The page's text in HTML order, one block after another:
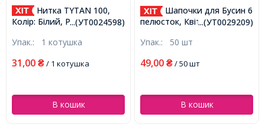
...(УТ0024598)
Нитка TYTAN 100,
Колір: Білий, Розмір:
100м, (УТ0024598)
Упак.: 1 котушка
31,00 ₴/ 1 котушка
В кошик
...(УТ0029209)
Шапочки для Бусин 6
пелюсток, Квітка, Метал,
Платина, Розмір: 6х1.5мм,
Упак.: 50 шт
49,00 ₴/ 50 шт
В кошик